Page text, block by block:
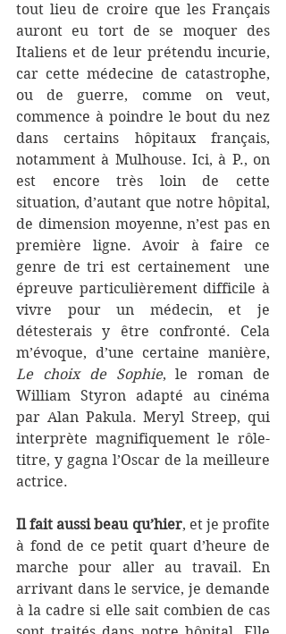
tout lieu de croire que les Français
auront eu tort de se moquer des
Italiens et de leur prétendu incurie,
car cette médecine de catastrophe,
ou de guerre, comme on veut,
commence à poindre le bout du nez
dans certains hôpitaux français,
notamment à Mulhouse. Ici, à P., on
est encore très loin de cette
situation, d’autant que notre hôpital,
de dimension moyenne, n’est pas en
première ligne. Avoir à faire ce
genre de tri est certainement  une
épreuve particulièrement difficile à
vivre pour un médecin, et je
détesterais y être confronté. Cela
Le choix de Sophie, le roman de
William Styron adapté au cinéma
par Alan Pakula. Meryl Streep, qui
interprète magnifiquement le rôle-
titre, y gagna l’Oscar de la meilleure
actrice.
Il fait aussi beau qu’hier, et je profite
à fond de ce petit quart d’heure de
marche pour aller au travail. En
arrivant dans le service, je demande
à la cadre si elle sait combien de cas